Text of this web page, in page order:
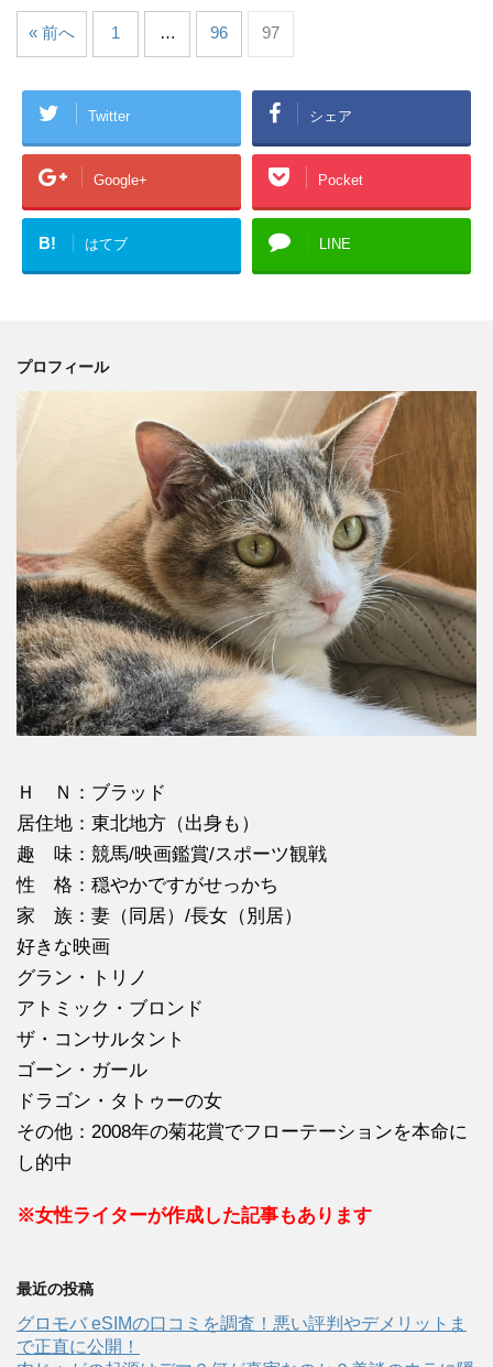
« 前へ 1 … 96 97
Twitter シェア
Google+ Pocket
B! はてブ LINE
プロフィール
Ｈ Ｎ：ブラッド
居住地：東北地方（出身も）
趣 味：競馬/映画鑑賞/スポーツ観戦
性 格：穏やかですがせっかち
家 族：妻（同居）/長女（別居）
好きな映画
グラン・トリノ
アトミック・ブロンド
ザ・コンサルタント
ゴーン・ガール
ドラゴン・タトゥーの女
その他：2008年の菊花賞でフローテーションを本命に
し的中
※女性ライターが作成した記事もあります
最近の投稿
グロモバ eSIMの口コミを調査！悪い評判やデメリットま
で正直に公開！